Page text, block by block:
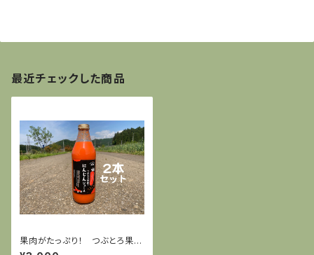
最近チェックした商品
果肉がたっぷり！ つぶとろ果肉
のにんじんジュース 1リットル